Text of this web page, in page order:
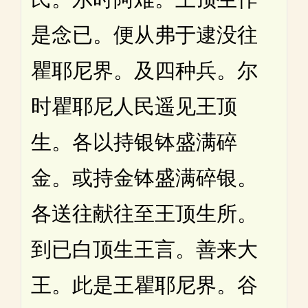
是念已。便从弗于逮没往
瞿耶尼界。及四种兵。尔
时瞿耶尼人民遥见王顶
生。各以持银钵盛满碎
金。或持金钵盛满碎银。
各送往献往至王顶生所。
到已白顶生王言。善来大
王。此是王瞿耶尼界。谷